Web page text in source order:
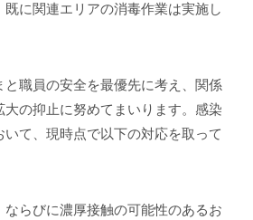
に関連エリアの消毒作業は実施し
職員の安全を最優先に考え、関係
の抑止に努めてまいります。感染
て、現時点で以下の対応を取って
らびに濃厚接触の可能性のあるお